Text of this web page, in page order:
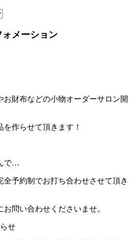
メーション
お財布などの小物オーダーサロン開
作らせて頂きます！
で…
全予約制でお打ち合わせさせて頂き
問い合わせくださいませ。
せ